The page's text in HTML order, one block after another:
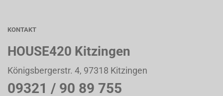
KONTAKT
HOUSE420 Kitzingen
Königsbergerstr. 4, 97318 Kitzingen
09321 / 90 89 755